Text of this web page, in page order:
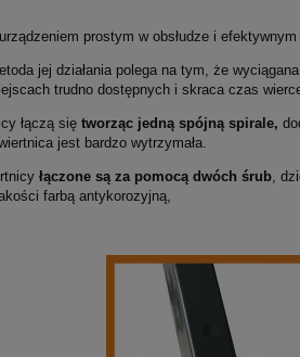
prostym w obsłudze i efektywnym
jej działania polega na tym, że
trudno dostępnych i skraca czas
łączą się tworząc jedną spójną spirale,
jest bardzo wytrzymała.
łączone są za pomocą dwóch śrub,
farbą antykorozyjną,